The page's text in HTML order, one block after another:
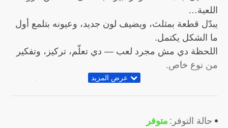
اللعبة…
يبدّل قطعة بمثلث، ويضيف لون جديد، وعيونه بتلمع أول
ما الشكل يكتمل.
اللحظة دي مش مجرد لعب — دي تعلّم، تركيز، وتفكير
من نوع خاص.
حالة التوفر: متوفر